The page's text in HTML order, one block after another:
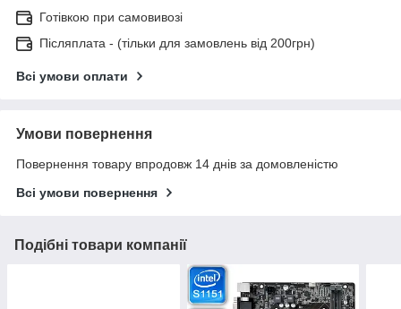
Готівкою при самовивозі
Післяплата - (тільки для замовлень від 200грн)
Всі умови оплати
Умови повернення
Повернення товару впродовж 14 днів за домовленістю
Всі умови повернення
Подібні товари компанії